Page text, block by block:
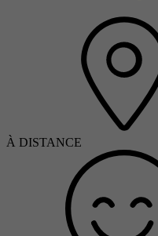
À DISTANCE